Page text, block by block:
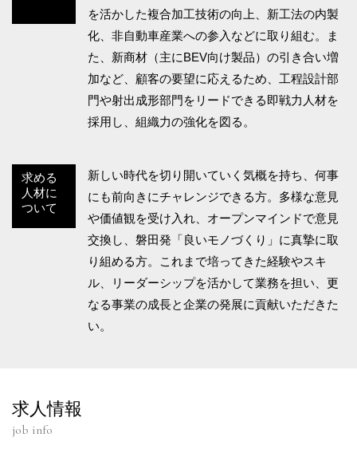
を活かした複合加工技術の向上、新工法の内製
化、非自動車産業への参入などに取り組む。ま
た、新商材（主にBEV向け製品）の引き合い増
加など、顧客の要望に応えるため、工程設計部
門や射出成形部門をリードできる即戦力人材を
採用し、組織力の強化を図る。
求める
人材に
ついて
新しい時代を切り開いていく気概を持ち、何事
にも前向きにチャレンジできる方。多様な意見
や価値観を受け入れ、オープンマインドで意見
交換し、磐田発「良いモノづくり」に真摯に取
り組める方。これまで培ってきた経験やスキ
ル、リーダーシップを活かして業務を担い、更
なる事業の成長と企業の発展に貢献いただきた
い。
求人情報
job info